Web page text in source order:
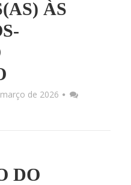
ÀS
de 2026
DO